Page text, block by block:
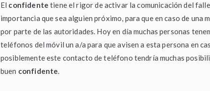
El confidentetiene el rigor de activar la comunicación del
importancia que sea alguien próximo, para que en caso de
por parte de las autoridades. Hoy en día muchas personas
teléfonos del móvil un a/a para que avisen a esta persona en
posiblemente este contacto de teléfono tendría muchas
buen confidente.